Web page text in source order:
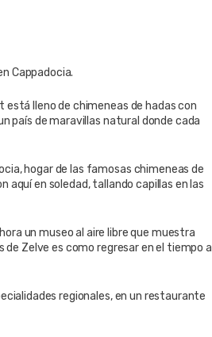
Cappadocia.
está lleno de chimeneas de hadas con
país de maravillas natural donde cada
hogar de las famosas chimeneas de
aquí en soledad, tallando capillas en las
un museo al aire libre que muestra
Zelve es como regresar en el tiempo a
regionales, en un restaurante